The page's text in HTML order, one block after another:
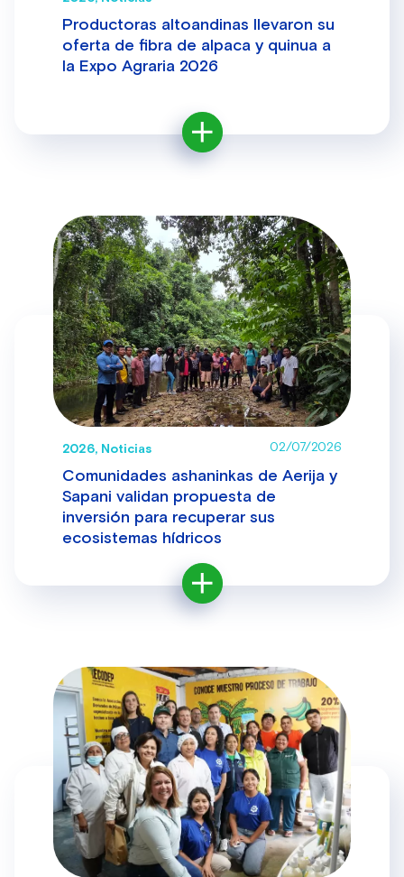
Productoras altoandinas llevaron su
oferta de fibra de alpaca y quinua a
la Expo Agraria 2026
2026, Noticias 02/07/2026
Comunidades ashaninkas de Aerija y
Sapani validan propuesta de
inversión para recuperar sus
ecosistemas hídricos